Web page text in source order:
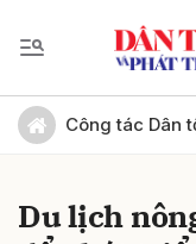
Công tác Dân
Du lịch
Gửi bình luận